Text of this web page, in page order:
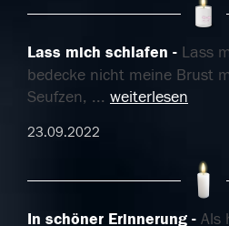
Lass mich schlafen
Lass
bedecke nicht meine Brust
Seufzen, ... weiterlesen
23.09.2022
In schöner Erinnerung
Als